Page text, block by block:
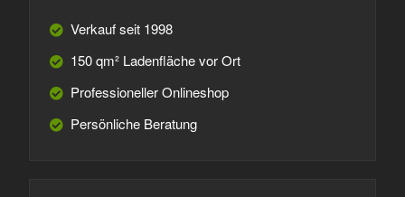
Verkauf seit 1998
150 qm² Ladenfläche vor Ort
Professioneller Onlineshop
Persönliche Beratung